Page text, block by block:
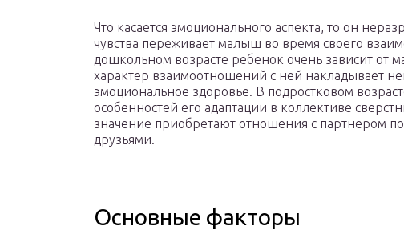
Что касается эмоционального аспекта, то он
чувства переживает малыш во время своего
дошкольном возрасте ребенок очень зависит от
характер взаимоотношений с ней накладывает
эмоциональное здоровье. В подростковом
особенностей его адаптации в коллективе
значение приобретают отношения с партнером
друзьями.
Основные факторы